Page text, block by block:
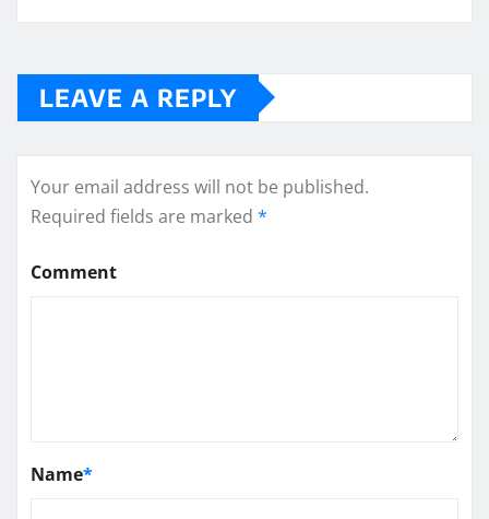
LEAVE A REPLY
Your email address will not be published.
Required fields are marked *
Comment
Name*